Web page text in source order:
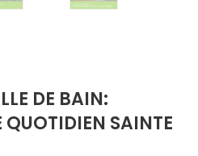
DE BAIN:
QUOTIDIEN SAINTE